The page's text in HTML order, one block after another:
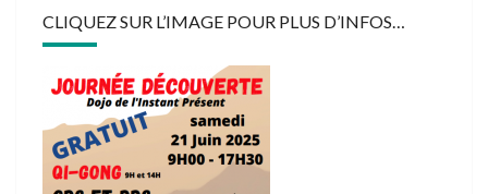
CLIQUEZ SUR L’IMAGE POUR PLUS D’INFOS…